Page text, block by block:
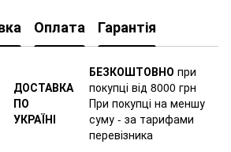
Оплата Гарантія
ДОСТАВКА
ПО
УКРАЇНІ
БЕЗКОШТОВНО при
покупці від 8000 грн
При покупці на меншу
суму - за тарифами
перевізника